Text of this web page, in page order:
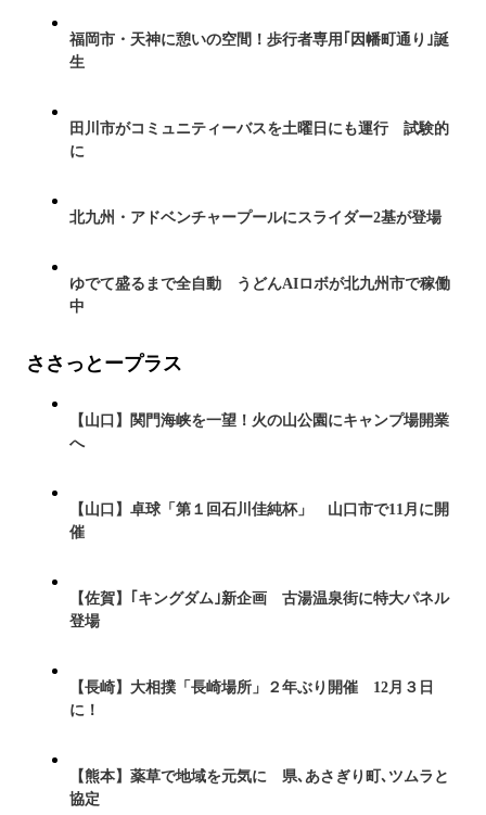
福岡市・天神に憩いの空間！歩行者専用｢因幡町通り｣誕
生
田川市がコミュニティーバスを土曜日にも運行 試験的
に
北九州・アドベンチャープールにスライダー2基が登場
ゆでて盛るまで全自動 うどんAIロボが北九州市で稼働
中
ささっとープラス
【山口】関門海峡を一望！火の山公園にキャンプ場開業
へ
【山口】卓球「第１回石川佳純杯」 山口市で11月に開
催
【佐賀】｢キングダム｣新企画 古湯温泉街に特大パネル
登場
【長崎】大相撲「長崎場所」２年ぶり開催 12月３日
に！
【熊本】薬草で地域を元気に 県､あさぎり町､ツムラと
協定